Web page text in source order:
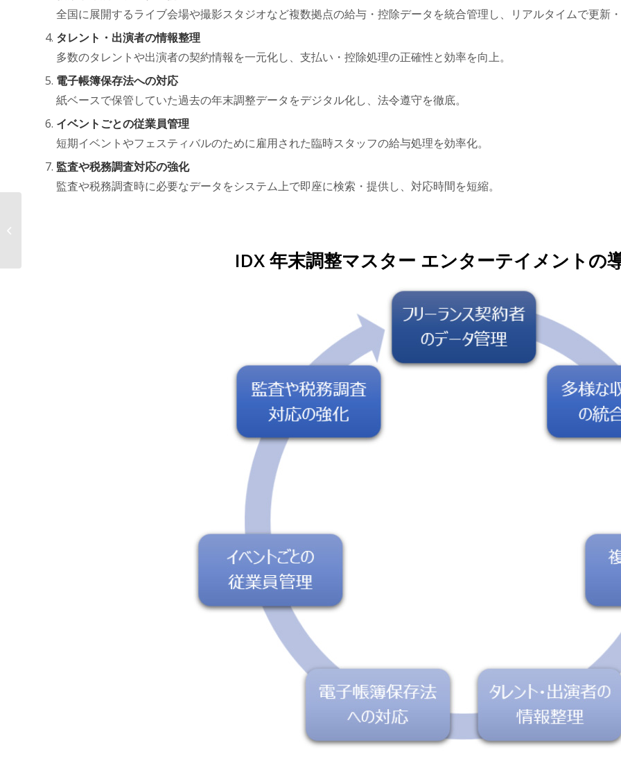
全国に展開するライブ会場や撮影スタジオなど複数拠点の給与・控除データを統合管理し、リアルタイムで更新・
タレント・出演者の情報整理
多数のタレントや出演者の契約情報を一元化し、支払い・控除処理の正確性と効率を向上。
電子帳簿保存法への対応
紙ベースで保管していた過去の年末調整データをデジタル化し、法令遵守を徹底。
イベントごとの従業員管理
短期イベントやフェスティバルのために雇用された臨時スタッフの給与処理を効率化。
監査や税務調査対応の強化
監査や税務調査時に必要なデータをシステム上で即座に検索・提供し、対応時間を短縮。
IDX 年末調整マスター エンターテイメントの